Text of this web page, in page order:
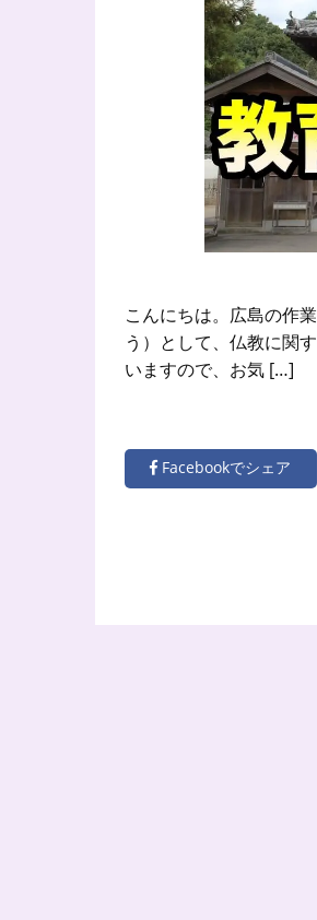
こんにちは。広島の作
う）として、仏教に関
いますので、お気 […]
Facebookでシェア